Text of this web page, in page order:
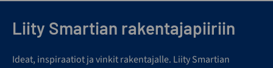
Liity Smartian rakentajapiiriin
Ideat, inspiraatiot ja vinkit rakentajalle. Liity Smartian